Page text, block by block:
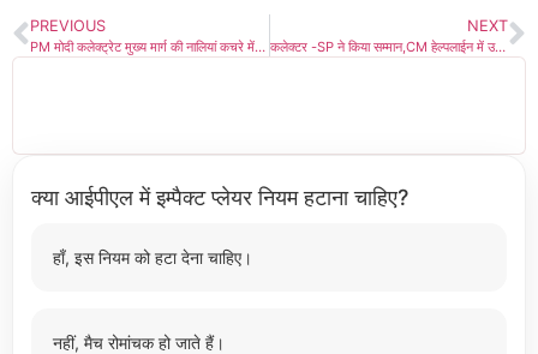
PREVIOUS
PM मोदी कलेक्ट्रेट मुख्य मार्ग की नालियां कचरे में सराबोर, प्रतिमान डेढ़ करोड़ खर्च के बाद यह है सफाई के हालात
NEXT
कलेक्टर -SP ने किया सम्मान,CM हेल्पलाईन में उत्कृष्ट कार्य करने वाले अधिकारी कर्मचारी हुए सम्मानित
क्या आईपीएल में इम्पैक्ट प्लेयर नियम हटाना चाहिए?
हाँ, इस नियम को हटा देना चाहिए।
नहीं, मैच रोमांचक हो जाते हैं।